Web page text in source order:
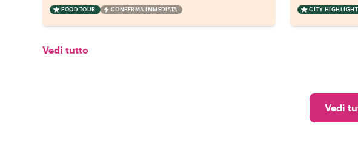
FOOD TOUR CONFERMA IMMEDIATA CITY
Vedi tutto
Vedi